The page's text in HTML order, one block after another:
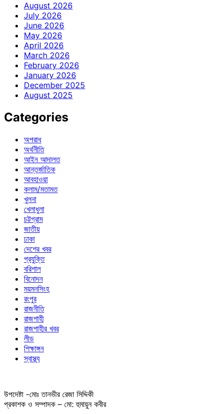
August 2026
July 2026
June 2026
May 2026
April 2026
March 2026
February 2026
January 2026
December 2025
August 2025
Categories
অপরাধ
অর্থনীতি
আইন আদালত
আন্তর্জাতিক
আবহাওয়া
কলাম/মতামত
খুলনা
খেলাধুলা
চট্টগ্রাম
জাতীয়
ঢাকা
দেশের খবর
প্রযুক্তি
বরিশাল
বিনোদন
ময়মনসিংহ
রংপুর
রাজনীতি
রাজশাহী
রাজশাহীর খবর
লীড
শিক্ষাঙ্গন
স্বাস্থ্য
উপদেষ্টা -মোঃ তানভীর রেজা সিদ্দিকী
প্রকাশক ও সম্পাদক – মো: হুমায়ুন কবীর